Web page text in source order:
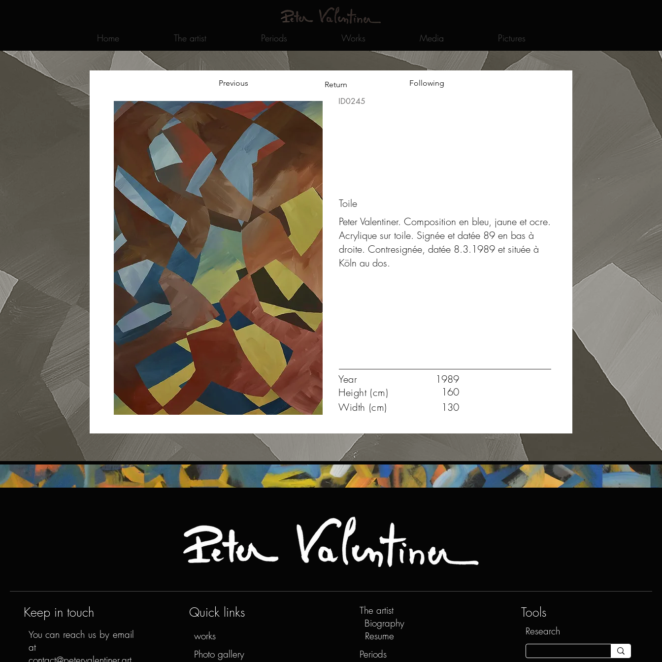
Home The artist Periods Works Media Pictures
Previous Return Following
ID0245
Toile
Peter Valentiner. Composition en bleu, jaune et ocre.
Acrylique sur toile. Signée et datée 89 en bas à
droite. Contresignée, datée 8.3.1989 et située à
Köln au dos.
Year
1989
Height (cm)
160
Width (cm)
130
Keep in touch
You can reach us by email
at
Quick links
works
Photo gallery
The artist
Biography
Resume
Periods
Tools
Research